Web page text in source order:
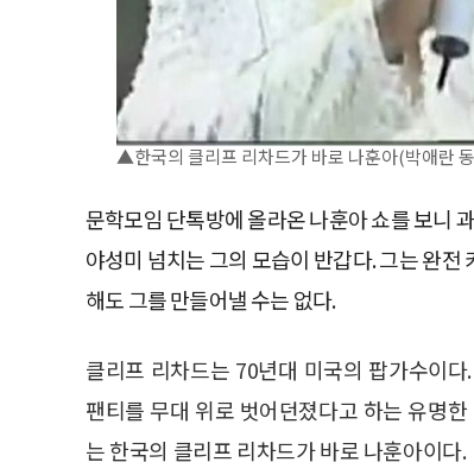
▲한국의 클리프 리차드가 바로 나훈아(박애란
문학모임 단톡방에 올라온 나훈아 쇼를 보니
야성미 넘치는 그의 모습이 반갑다. 그는 완
해도 그를 만들어낼 수는 없다.
클리프 리차드는 70년대 미국의 팝가수이
팬티를 무대 위로 벗어던졌다고 하는 유명
는 한국의 클리프 리차드가 바로 나훈아이다.